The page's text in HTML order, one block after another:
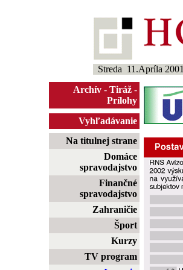
Streda 11.Apríla
Archív - Tiráž -
Prílohy
Vyhľadávanie
Na titulnej strane
Domáce
spravodajstvo
Finančné
spravodajstvo
Zahraničie
Šport
Kurzy
TV program